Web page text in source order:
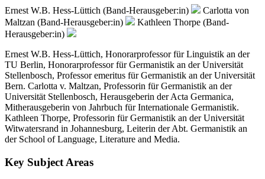
Ernest W.B. Hess-Lüttich (Band-Herausgeber:in)
Carlotta von
Maltzan (Band-Herausgeber:in)
Kathleen Thorpe (Band-
Herausgeber:in)
Ernest W.B. Hess-Lüttich, Honorarprofessor für Linguistik an der
TU Berlin, Honorarprofessor für Germanistik an der Universität
Stellenbosch, Professor emeritus für Germanistik an der Universität
Bern. Carlotta v. Maltzan, Professorin für Germanistik an der
Universität Stellenbosch, Herausgeberin der Acta Germanica,
Mitherausgeberin von Jahrbuch für Internationale Germanistik.
Kathleen Thorpe, Professorin für Germanistik an der Universität
Witwatersrand in Johannesburg, Leiterin der Abt. Germanistik an
der School of Language, Literature and Media.
Key Subject Areas